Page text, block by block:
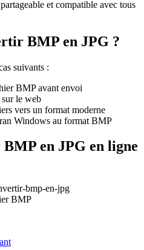
et compatible avec tous
BMP en JPG ?
suivants :
BMP avant envoi
le web
vers un format moderne
Windows au format BMP
BMP en JPG en ligne
bmp-en-jpg
BMP